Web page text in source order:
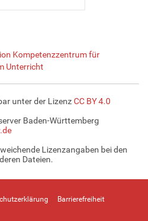
Kompetenzzentrum für
Unterricht
unter der LizenzCC BY 4.0
Baden-Württemberg
Lizenzangaben bei den
Dateien.
Barrierefreiheit